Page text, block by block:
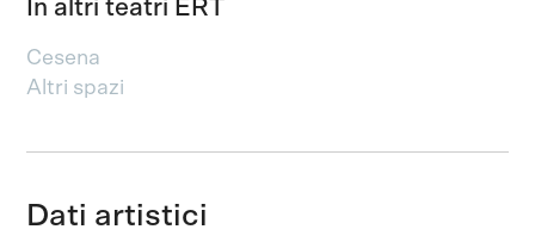
In altri teatri ERT
Cesena
Altri spazi
Dati artistici